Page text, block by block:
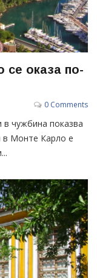
оказа по-
0 Comments
в чужбина показва
в Монте Карло е